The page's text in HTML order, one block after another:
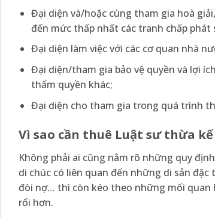
Đại diện và/hoặc cùng tham gia hoà
đến mức thấp nhất các tranh chấp phát
Đại diện làm việc với các cơ quan nhà
Đại diện/tham gia bảo vệ quyền và lợi
thẩm quyền khác;
Đại diện cho tham gia trong quá trình
Vì sao cần thuê Luật sư thừa kế
Không phải ai cũng nắm rõ những quy
di chúc có liên quan đến những di sản
đòi nợ… thì còn kéo theo những mối quan
rối hơn.